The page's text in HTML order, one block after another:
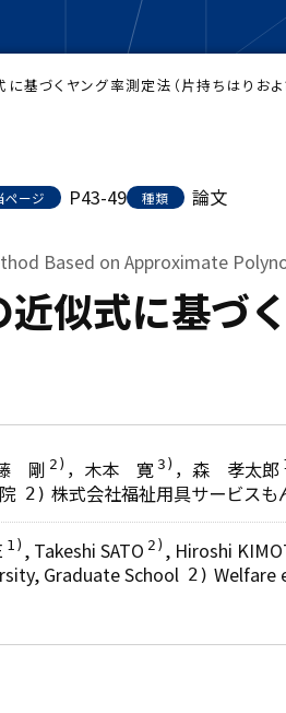
基づくヤング率測定法（片持ちはりお
ページ P43-49 種類 論文
Based on Approximate
似式に基づ
剛 2) ，木本 寛 3) ，森 孝太郎
2) 株式会社福祉用具サービスも
1) , Takeshi SATO 2) , Hiroshi
Graduate School 2) Welfare